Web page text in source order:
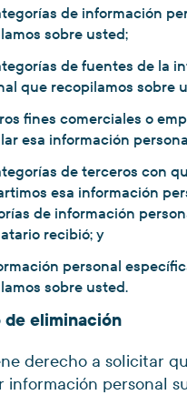
de información
sobre usted;
de fuentes de la
que recopilamos sobre
fines comerciales o
esa información
de terceros con
esa información
de información
recibió; y
personal
sobre usted.
de eliminación
derecho a solicitar
información personal